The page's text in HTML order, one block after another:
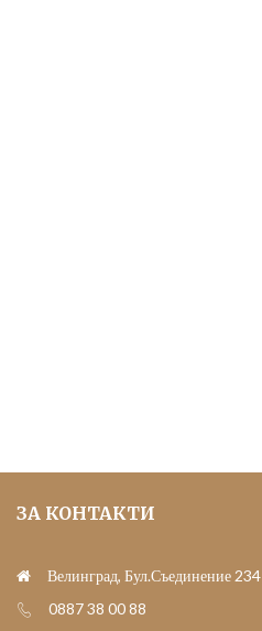
ЗА КОНТАКТИ
Велинград, Бул.Съединение 234
0887 38 00 88